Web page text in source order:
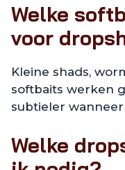
Welke
voor
Kleine shads,
softbaits werken
subtieler
Welke